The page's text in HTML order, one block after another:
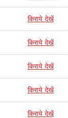
किराये देखें
किराये देखें
किराये देखें
किराये देखें
किराये देखें